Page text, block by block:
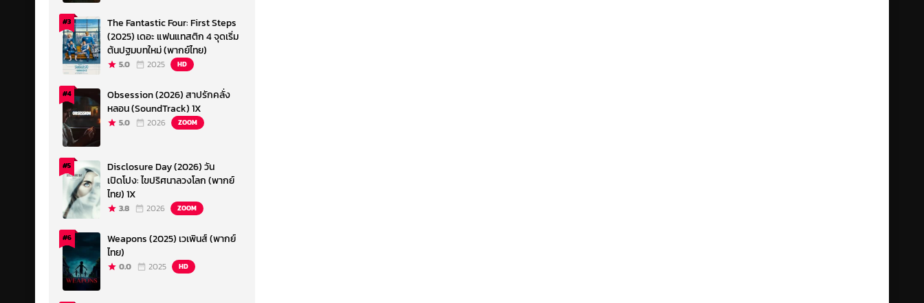
#3
The Fantastic Four: First Steps
(2025) เดอะ แฟนแทสติก 4 จุดเริ่ม
ต้นปฐมบทใหม่ (พากย์ไทย)
5.0 2025 HD
#4
Obsession (2026) สาปรักคลั่ง
หลอน (SoundTrack) 1X
5.0 2026 ZOOM
#5
Disclosure Day (2026) วัน
เปิดโปง: ไขปริศนาลวงโลก (พากย์
ไทย) 1X
3.8 2026 ZOOM
#6
Weapons (2025) เวเพินส์ (พากย์
ไทย)
0.0 2025 HD